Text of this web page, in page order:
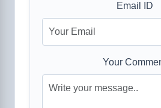
Email ID
Your